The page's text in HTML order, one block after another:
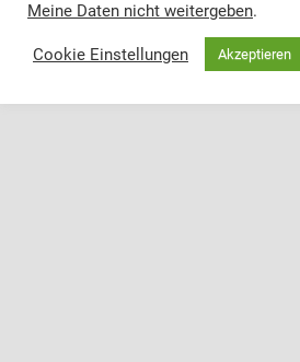
Meine Daten nicht weitergeben.
Cookie Einstellungen Akzeptieren